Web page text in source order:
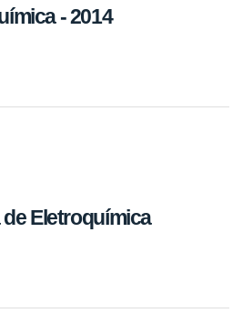
- 2014
de Eletroquímica